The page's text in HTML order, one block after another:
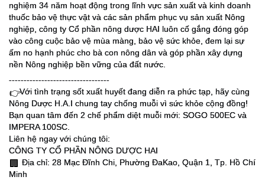
nghiệm 34 năm hoạt động trong lĩnh vực sản xuất và kinh doanh
thuốc bảo vệ thực vật và các sản phẩm phục vụ sản xuất Nông
nghiệp, công ty Cổ phần nông dược HAI luôn cố gắng đóng góp
vào công cuộc bảo vệ mùa màng, bảo vệ sức khỏe, đem lại sự
ấm no hạnh phúc cho bà con nông dân và góp phần xây dựng
nền Nông nghiệp bền vững của đất nước.
----------------------------------
👉Với tình trạng sốt xuất huyết đang diễn ra phức tạp, hãy cùng
Nông Dược H.A.I chung tay chống muỗi vì sức khỏe cộng đồng!
Bạn quan tâm đến 2 chế phẩm diệt muỗi mới: SOGO 500EC và
IMPERA 100SC.
Liên hệ ngay với chúng tôi:
CÔNG TY CỔ PHẦN NÔNG DƯỢC HAI
🏢 Địa chỉ: 28 Mạc Đĩnh Chi, Phường ĐaKao, Quận 1, Tp. Hồ Chí
Minh